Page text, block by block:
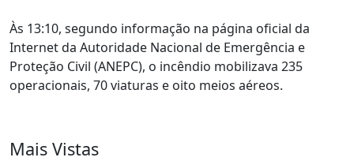
Às 13:10, segundo informação na página oficial da
Internet da Autoridade Nacional de Emergência e
Proteção Civil (ANEPC), o incêndio mobilizava 235
operacionais, 70 viaturas e oito meios aéreos.
Mais Vistas